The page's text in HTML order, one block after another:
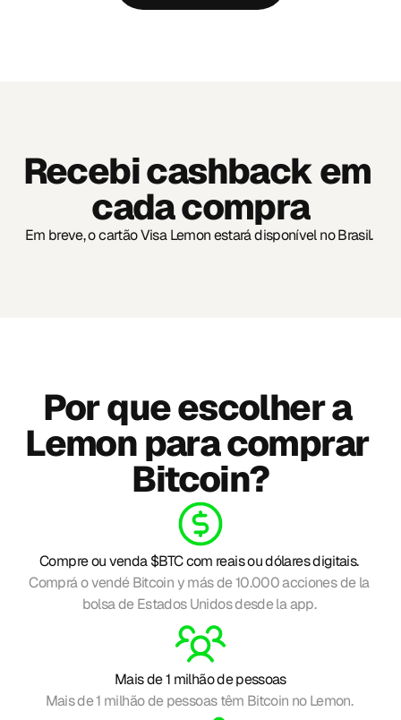
Recebi cashback em
cada compra
Em breve, o cartão Visa Lemon estará disponível no Brasil.
Por que escolher a
Lemon para comprar
Bitcoin?
Compre ou venda $BTC com reais ou dólares digitais.
Comprá o vendé Bitcoin y más de 10.000 acciones de la
bolsa de Estados Unidos desde la app.
Mais de 1 milhão de pessoas
Mais de 1 milhão de pessoas têm Bitcoin no Lemon.